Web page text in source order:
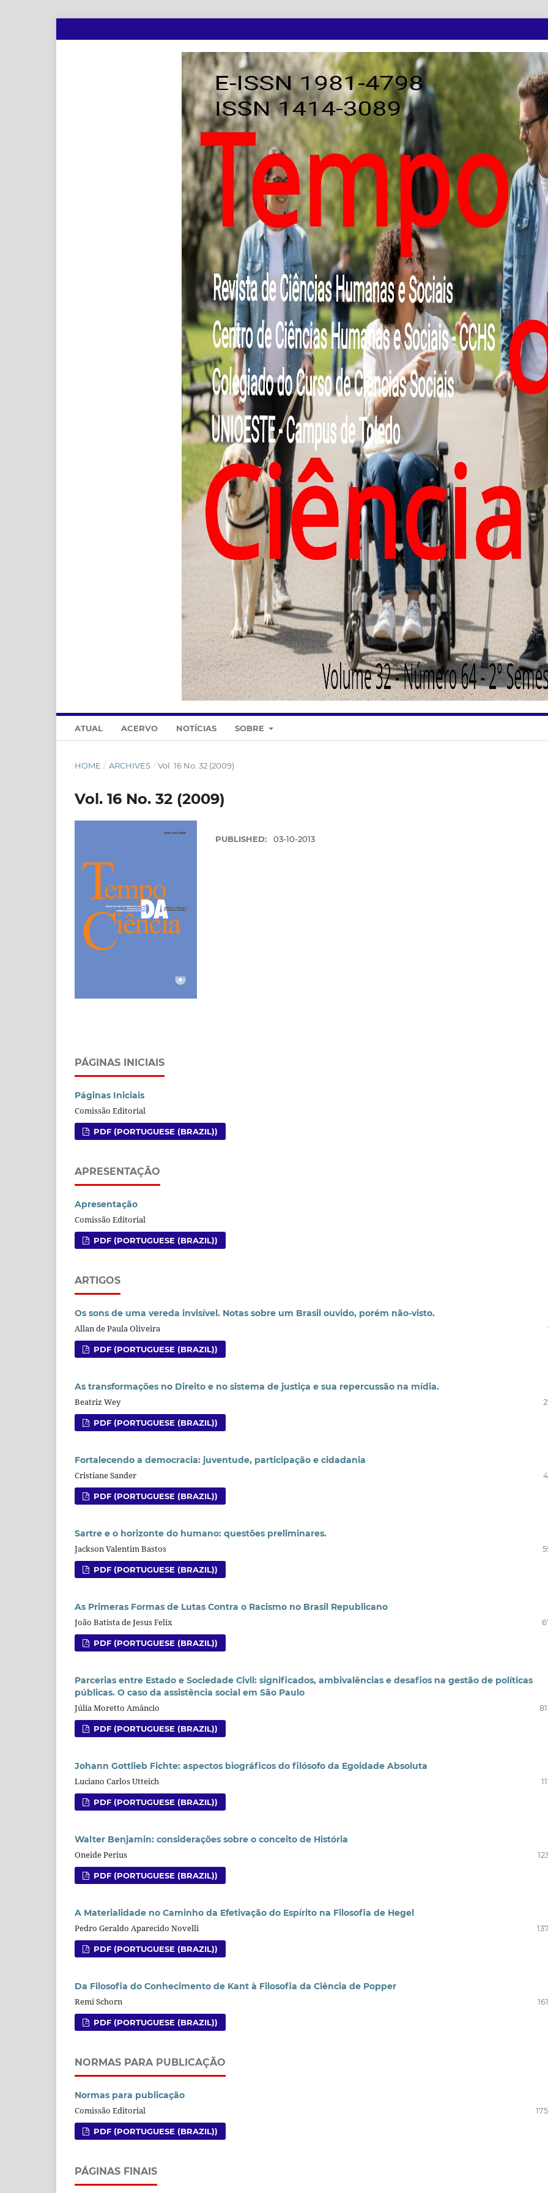
ATUAL ACERVO NOTÍCIAS SOBRE
HOME / ARCHIVES / Vol. 16 No. 32 (2009)
Vol. 16 No. 32 (2009)
PUBLISHED: 03-10-2013
PÁGINAS INICIAIS
Páginas Iniciais
Comissão Editorial
PDF (PORTUGUESE (BRAZIL))
APRESENTAÇÃO
Apresentação
Comissão Editorial
PDF (PORTUGUESE (BRAZIL))
ARTIGOS
Os sons de uma vereda invisível. Notas sobre um Brasil ouvido, porém não-visto.
Allan de Paula Oliveira
PDF (PORTUGUESE (BRAZIL))
As transformações no Direito e no sistema de justiça e sua repercussão na mídia.
Beatriz Wey
PDF (PORTUGUESE (BRAZIL))
Fortalecendo a democracia: juventude, participação e cidadania
Cristiane Sander
PDF (PORTUGUESE (BRAZIL))
Sartre e o horizonte do humano: questões preliminares.
Jackson Valentim Bastos
PDF (PORTUGUESE (BRAZIL))
As Primeras Formas de Lutas Contra o Racismo no Brasil Republicano
João Batista de Jesus Felix
PDF (PORTUGUESE (BRAZIL))
Parcerias entre Estado e Sociedade Civil: significados, ambivalências e desafios na gestão de políticas
públicas. O caso da assistência social em São Paulo
Júlia Moretto Amâncio
PDF (PORTUGUESE (BRAZIL))
Johann Gottlieb Fichte: aspectos biográficos do filósofo da Egoidade Absoluta
Luciano Carlos Utteich
PDF (PORTUGUESE (BRAZIL))
Walter Benjamin: considerações sobre o conceito de História
Oneide Perius
PDF (PORTUGUESE (BRAZIL))
A Materialidade no Caminho da Efetivação do Espírito na Filosofia de Hegel
Pedro Geraldo Aparecido Novelli
PDF (PORTUGUESE (BRAZIL))
Da Filosofia do Conhecimento de Kant à Filosofia da Ciência de Popper
Remi Schorn
PDF (PORTUGUESE (BRAZIL))
NORMAS PARA PUBLICAÇÃO
Normas para publicação
Comissão Editorial
PDF (PORTUGUESE (BRAZIL))
PÁGINAS FINAIS